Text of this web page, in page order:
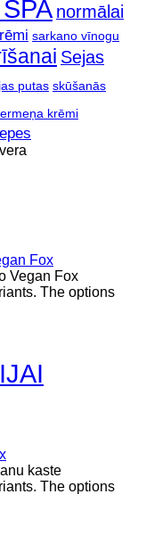
normālai
sarkano vīnogu
Sejas
putas skūšanās
krēmi
The options
The options